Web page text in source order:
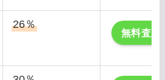
26％
無料査定